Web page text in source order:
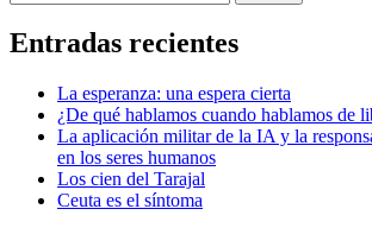
Entradas recientes
La esperanza: una espera cierta
¿De qué hablamos cuando hablamos de
La aplicación militar de la IA y la
en los seres humanos
Los cien del Tarajal
Ceuta es el síntoma